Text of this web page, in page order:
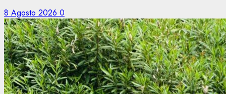
8 Agosto 2026 0